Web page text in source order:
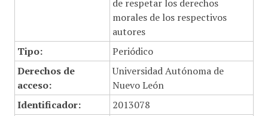
de respetar los derechos
morales de los respectivos
autores
Tipo:
Periódico
Derechos de
acceso:
Universidad Autónoma de
Nuevo León
Identificador:
2013078